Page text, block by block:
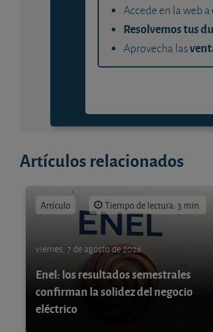
Accede en la web a
Resolvemos tus
Aprovecha las
Artículos relacionados
Artículo Tiempo de lectura: 3 min.
viernes, 7 de agosto de 2026
Enel: los resultados semestrales
confirman la solidez del negocio
eléctrico